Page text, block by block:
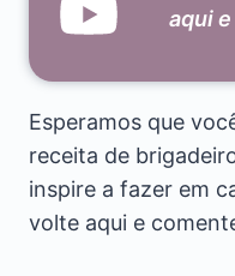
aqui
Esperamos que
receita de
inspire a fazer em
volte aqui e